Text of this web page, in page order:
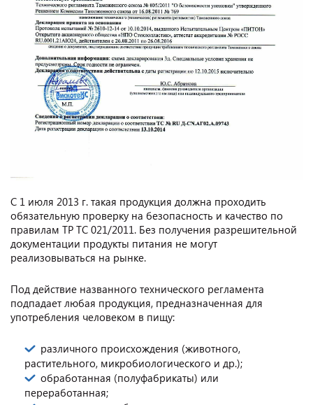
С 1 июля 2013 г. такая продукция должна проходить
обязательную проверку на безопасность и качество по
правилам ТР ТС 021/2011. Без получения разрешительной
документации продукты питания не могут
реализовываться на рынке.
Под действие названного технического регламента
подпадает любая продукция, предназначенная для
употребления человеком в пищу:
различного происхождения (животного,
растительного, микробиологического и др.);
обработанная (полуфабрикаты) или
переработанная;